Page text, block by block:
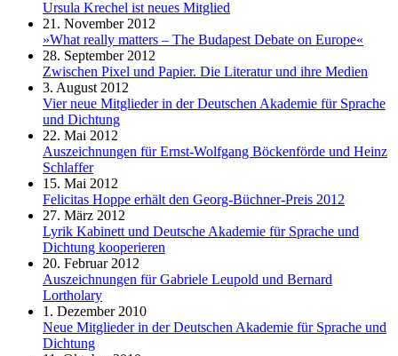
Ursula Krechel ist neues Mitglied
21. November 2012
»What really matters – The Budapest Debate on Europe«
28. September 2012
Zwischen Pixel und Papier. Die Literatur und ihre Medien
3. August 2012
Vier neue Mitglieder in der Deutschen Akademie für Sprache
und Dichtung
22. Mai 2012
Auszeichnungen für Ernst-Wolfgang Böckenförde und Heinz
Schlaffer
15. Mai 2012
Felicitas Hoppe erhält den Georg-Büchner-Preis 2012
27. März 2012
Lyrik Kabinett und Deutsche Akademie für Sprache und
Dichtung kooperieren
20. Februar 2012
Auszeichnungen für Gabriele Leupold und Bernard
Lortholary
1. Dezember 2010
Neue Mitglieder in der Deutschen Akademie für Sprache und
Dichtung